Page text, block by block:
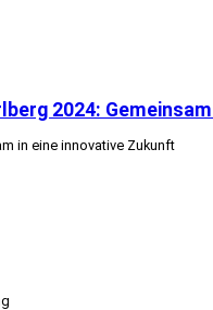
2024:
in eine innovative Zukunft